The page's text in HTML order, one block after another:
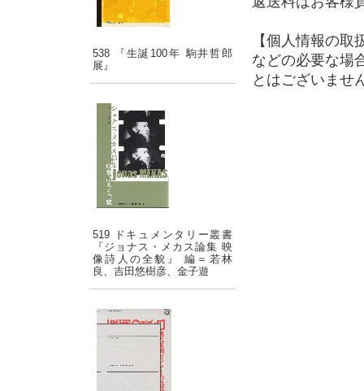
538 『生誕100年 駒井哲郎
展』
519 ドキュメンタリー叢書
『ジョナス・メカス論集 映
像詩人の全貌』 編＝若林
良、吉田悠樹彦、金子遊
【個人情報の
などの必要な場
とはございませ